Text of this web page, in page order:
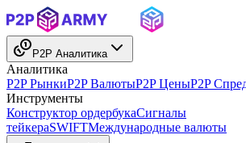
P2P Аналитика
Аналитика
P2P РынкиP2P ВалютыP2P ЦеныP2P
Инструменты
Конструктор ордербукаСигналы
тейкераSWIFTМеждународные валюты